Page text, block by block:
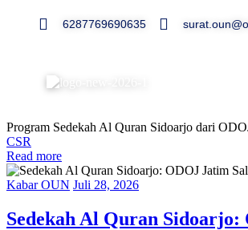
6287769690635
Sedekah Al Quran
Program Sedekah Al Quran Sidoarjo dari
CSR
Read more
Kabar OUN Juli 28, 2026
Sedekah Al Quran